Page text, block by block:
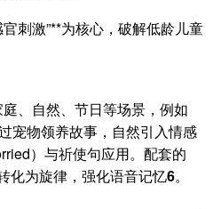
刺激”**为核心，破解低龄儿童
、自然、节日等场景，例如
宠物领养故事，自然引入情感
）与祈使句应用。配套的
化为旋律，强化语音记忆6。